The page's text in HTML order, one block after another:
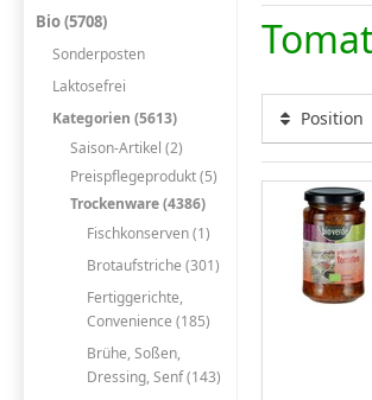
Bio (5708)
Sonderposten
Laktosefrei
Kategorien (5613)
Saison-Artikel (2)
Preispflegeprodukt (5)
Trockenware (4386)
Fischkonserven (1)
Brotaufstriche (301)
Fertiggerichte,
Convenience (185)
Brühe, Soßen,
Dressing, Senf (143)
Position